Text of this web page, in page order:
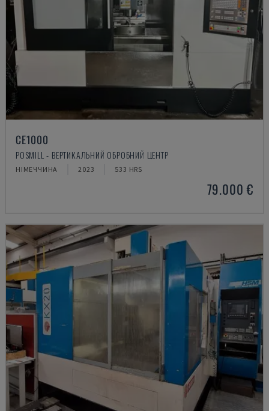
CE1000
POSMILL - ВЕРТИКАЛЬНИЙ ОБРОБНИЙ ЦЕНТР
НІМЕЧЧИНА 2023 533 HRS
79.000 €